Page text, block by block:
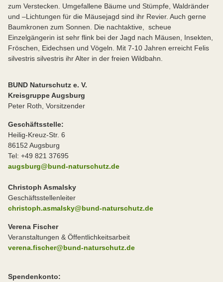
zum Verstecken. Umgefallene Bäume und Stümpfe, Waldränder
und –Lichtungen für die Mäusejagd sind ihr Revier. Auch gerne
Baumkronen zum Sonnen. Die nachtaktive, scheue
Einzelgängerin ist sehr flink bei der Jagd nach Mäusen, Insekten,
Fröschen, Eidechsen und Vögeln. Mit 7-10 Jahren erreicht Felis
silvestris silvestris ihr Alter in der freien Wildbahn.
BUND Naturschutz e. V.
Kreisgruppe Augsburg
Peter Roth, Vorsitzender
Geschäftsstelle:
Heilig-Kreuz-Str. 6
86152 Augsburg
Tel: +49 821 37695
augsburg@bund-naturschutz.de
Christoph Asmalsky
Geschäftsstellenleiter
christoph.asmalsky@bund-naturschutz.de
Verena Fischer
Veranstaltungen & Öffentlichkeitsarbeit
verena.fischer@bund-naturschutz.de
Spendenkonto: